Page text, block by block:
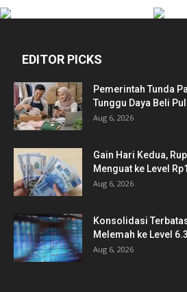
EDITOR PICKS
Pemerintah Tunda
Tunggu Daya Beli
Aug 6, 2026
Gain Hari Kedua,
Menguat ke Level
Aug 6, 2026
Konsolidasi
Melemah ke Level
Aug 6, 2026